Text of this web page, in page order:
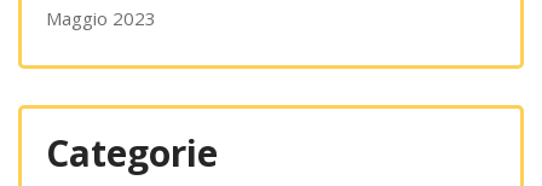
Maggio 2023
Categorie